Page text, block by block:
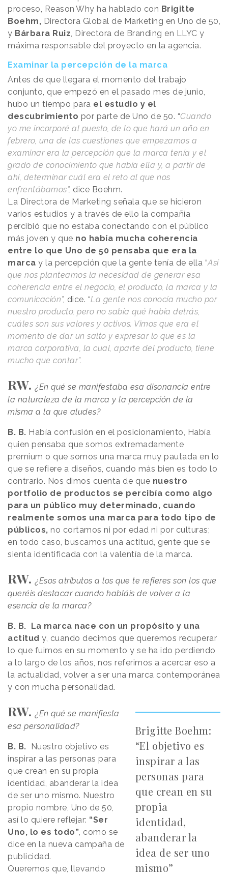
proceso,
Reason Why ha hablado con Brigitte
Boehm, Directora Global de Marketing en Uno de 50,
y Bárbara Ruiz , Directora de Branding en LLYC y
máxima responsable del proyecto en la agencia.
Examinar la percepción de la marca
Antes de que llegara el momento del trabajo
conjunto, que empezó en el pasado mes de junio,
hubo un tiempo para el estudio y el
descubrimiento por parte de Uno de 50. “Cuando
yo me incorporé al puesto, de lo que hará un año en
febrero, una de las cuestiones que empezamos a
examinar era la percepción que la marca tenía y el
grado de conocimiento que había ella y, a partir de
ahí, determinar cuál era el reto al que nos
enfrentábamos”, dice Boehm.
La Directora de Marketing señala que se hicieron
varios estudios y a través de ello la compañía
percibió que no estaba conectando con el público
más joven y que no había mucha coherencia
entre lo que Uno de 50 pensaba que era la
marca y la percepción que la gente tenía de ella “Así
que nos planteamos la necesidad de generar esa
coherencia entre el negocio, el producto, la marca y la
comunicación”, dice. “La gente nos conocía mucho por
nuestro producto, pero no sabía qué había detrás,
cuáles son sus valores y activos. Vimos que era el
momento de dar un salto y expresar lo que es la
marca corporativa, la cual, aparte del producto, tiene
mucho que contar”.
RW. ¿En qué se manifestaba esa disonancia entre
la naturaleza de la marca y la percepción de la
misma a la que aludes?
B. B. Había confusión en el posicionamiento, Había
quien pensaba que somos extremadamente
premium o que somos una marca muy pautada en lo
que se refiere a diseños, cuando más bien es todo lo
contrario. Nos dimos cuenta de que nuestro
portfolio de productos se percibía como algo
para un público muy determinado, cuando
realmente somos una marca para todo tipo de
públicos, no cortamos ni por edad ni por culturas;
en todo caso, buscamos una actitud, gente que se
sienta identificada con la valentía de la marca.
RW. ¿Esos atributos a los que te refieres son los que
queréis destacar cuando habláis de volver a la
esencia de la marca?
B. B. La marca nace con un propósito y una
actitud y, cuando decimos que queremos recuperar
lo que fuimos en su momento y se ha ido perdiendo
a lo largo de los años, nos referimos a acercar eso a
la actualidad, volver a ser una marca contemporánea
y con mucha personalidad.
Brigitte Boehm:
“El objetivo es
inspirar a las
personas para
que crean en su
propia
identidad,
abanderar la
idea de ser uno
mismo”
RW. ¿En qué se manifiesta
esa personalidad?
B. B.
Nuestro objetivo es
inspirar a las personas para
que crean en su propia
identidad, abanderar la idea
de ser uno mismo. Nuestro
propio nombre, Uno de 50,
así lo quiere reflejar: “Ser
Uno, lo es todo” , como se
dice en la nueva campaña de
publicidad.
Queremos que, llevando